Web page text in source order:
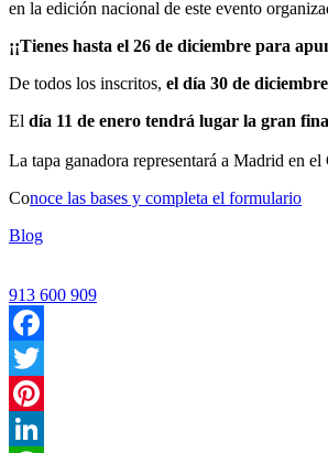
en la edición nacional de este evento
¡¡Tienes hasta el 26 de diciembre para
De todos los inscritos, el día 30 de diciembre
El día 11 de enero tendrá lugar la gran
La tapa ganadora representará a Madrid en
Conoce las bases y completa el formulario
Blog
913 600 909
Facebook
Twitter
Pinterest